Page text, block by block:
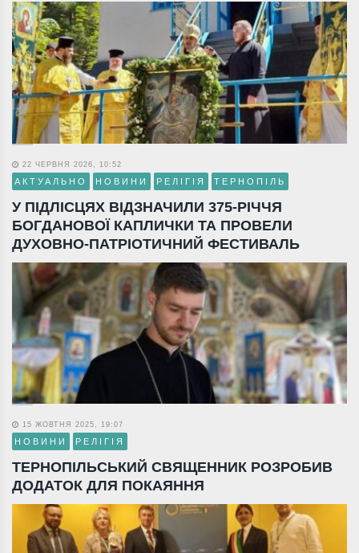
22 ЧЕРВНЯ 2026, 10:52
АКТУАЛЬНО НОВИНИ РЕЛІГІЯ ТЕРНОПІЛЬ
У ПІДЛІСЦЯХ ВІДЗНАЧИЛИ 375-РІЧЧЯ
БОГДАНОВОЇ КАПЛИЧКИ ТА ПРОВЕЛИ
ДУХОВНО-ПАТРІОТИЧНИЙ ФЕСТИВАЛЬ
15 ЖОВТНЯ 2025, 19:07
НОВИНИ РЕЛІГІЯ
ТЕРНОПІЛЬСЬКИЙ СВЯЩЕННИК РОЗРОБИВ
ДОДАТОК ДЛЯ ПОКАЯННЯ